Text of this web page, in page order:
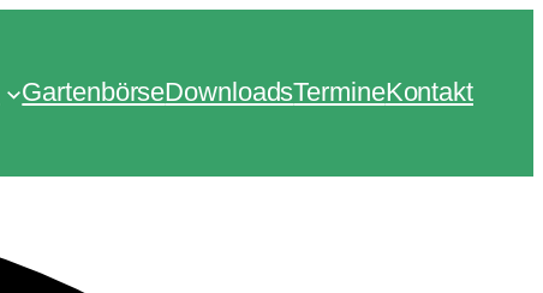
GartenbörseDownloadsTermineKontakt